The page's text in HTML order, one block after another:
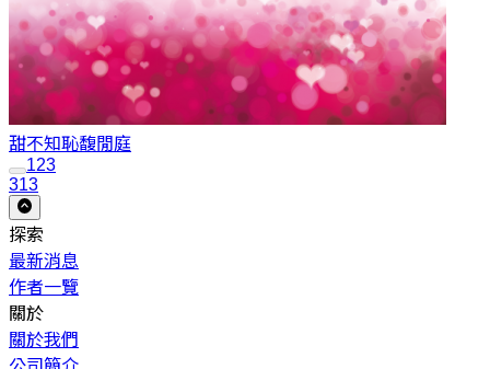
甜不知恥馥閒庭
123
313
探索
最新消息
作者一覽
關於
關於我們